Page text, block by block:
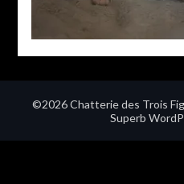
©2026 Chatterie des Trois
Superb